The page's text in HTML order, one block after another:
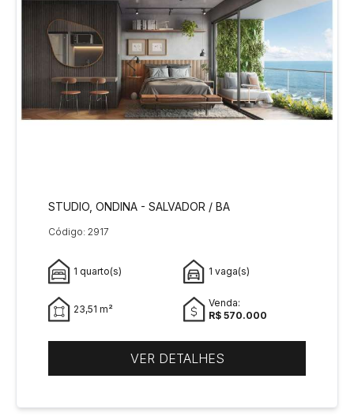
STUDIO, ONDINA - SALVADOR / BA
Código: 2917
1 quarto(s) 1 vaga(s)
23,51 m²
Venda:
R$ 570.000
VER DETALHES